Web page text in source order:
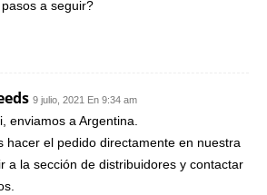
a seguir?
9 julio, 2021 En 9:34 am
enviamos a Argentina.
hacer el pedido directamente en nuestra
a la sección de distribuidores y contactar